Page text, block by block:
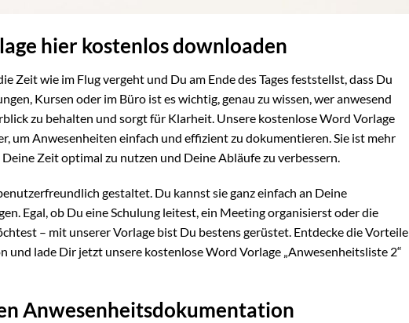
hier kostenlos downloaden
Zeit wie im Flug vergeht und Du am Ende des Tages feststellst, dass Du
Kursen oder im Büro ist es wichtig, genau zu wissen, wer anwesend
zu behalten und sorgt für Klarheit. Unsere kostenlose Word Vorlage
um Anwesenheiten einfach und effizient zu dokumentieren. Sie ist mehr
Zeit optimal zu nutzen und Deine Abläufe zu verbessern.
gestaltet. Du kannst sie ganz einfach an Deine
Egal, ob Du eine Schulung leitest, ein Meeting organisierst oder die
– mit unserer Vorlage bist Du bestens gerüstet. Entdecke die Vorteile
lade Dir jetzt unsere kostenlose Word Vorlage „Anwesenheitsliste 2“
Anwesenheitsdokumentation